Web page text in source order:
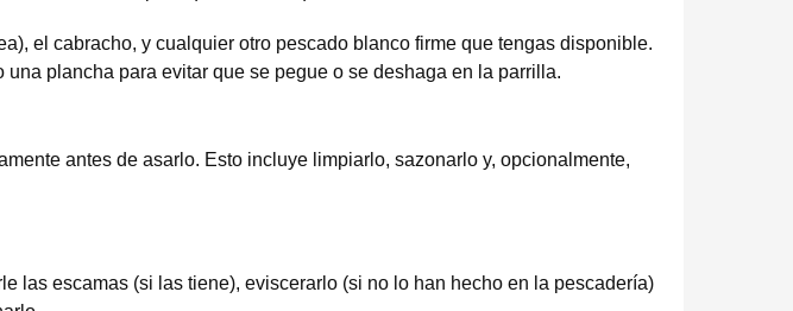
el cabracho, y cualquier otro pescado blanco firme que tengas disponible.
plancha para evitar que se pegue o se deshaga en la parrilla.
antes de asarlo. Esto incluye limpiarlo, sazonarlo y, opcionalmente,
las escamas (si las tiene), eviscerarlo (si no lo han hecho en la pescadería)